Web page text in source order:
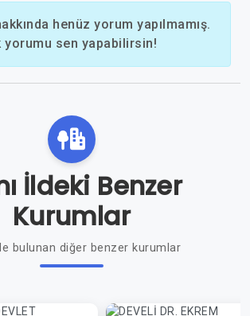
henüz yorum yapılmamış.
yorumu sen yapabilirsin!
İldeki Benzer
Kurumlar
bulunan diğer benzer kurumlar